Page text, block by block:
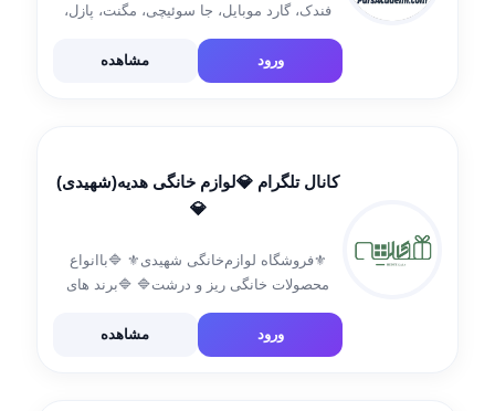
فندک، گارد موبایل، جا سوئیچی، مگنت، پازل،
به تمام نقاط کشور 🚚 🌐ورود مشاهده
کانال تلگرام 💎لوازم خانگی هدیه(شهیدی)
💎
⚜️فروشگاه لوازم‌خانگی شهیدی⚜️ 🔷باانواع
محصولات خانگی ریز و درشت🔷 🔷برند های
ورود
مشاهده